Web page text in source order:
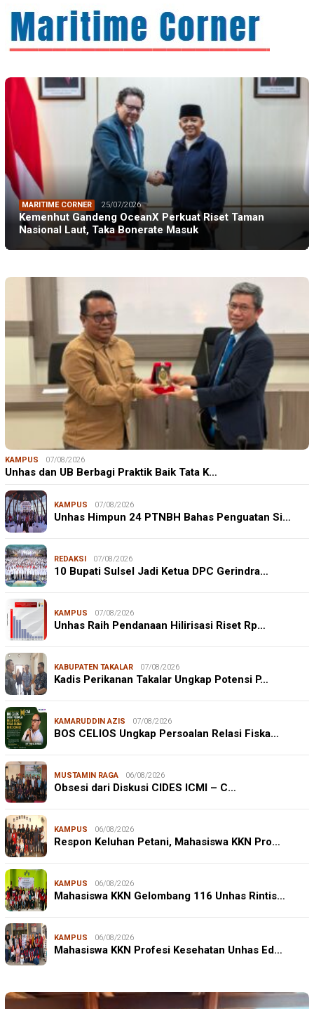
MARITIME CORNER 25/07/2026
Kemenhut Gandeng OceanX Perkuat Riset Taman
Nasional Laut, Taka Bonerate Masuk
KAMPUS 07/08/2026
Unhas dan UB Berbagi Praktik Baik Tata K…
KAMPUS 07/08/2026
Unhas Himpun 24 PTNBH Bahas Penguatan Si…
REDAKSI 07/08/2026
10 Bupati Sulsel Jadi Ketua DPC Gerindra…
KAMPUS 07/08/2026
Unhas Raih Pendanaan Hilirisasi Riset Rp…
KABUPATEN TAKALAR 07/08/2026
Kadis Perikanan Takalar Ungkap Potensi P…
KAMARUDDIN AZIS 07/08/2026
BOS CELIOS Ungkap Persoalan Relasi Fiska…
MUSTAMIN RAGA 06/08/2026
Obsesi dari Diskusi CIDES ICMI – C…
KAMPUS 06/08/2026
Respon Keluhan Petani, Mahasiswa KKN Pro…
KAMPUS 06/08/2026
Mahasiswa KKN Gelombang 116 Unhas Rintis…
KAMPUS 06/08/2026
Mahasiswa KKN Profesi Kesehatan Unhas Ed…